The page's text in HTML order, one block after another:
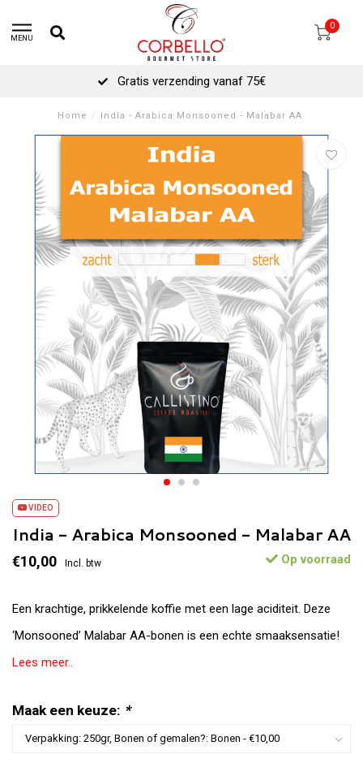
MENU
0
Gratis verzending vanaf 75€
Home / India - Arabica Monsooned - Malabar AA
VIDEO
India - Arabica Monsooned - Malabar AA
€10,00 Incl. btw Op voorraad
Een krachtige, prikkelende koffie met een lage aciditeit. Deze
‘Monsooned’ Malabar AA-bonen is een echte smaaksensatie!
Lees meer..
Maak een keuze: *